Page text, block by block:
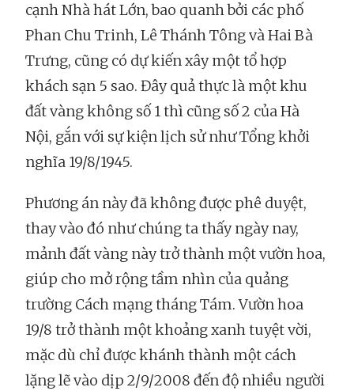
cạnh Nhà hát Lớn, bao quanh bởi các phố
Phan Chu Trinh, Lê Thánh Tông và Hai Bà
Trưng, cũng có dự kiến xây một tổ hợp
khách sạn 5 sao. Đây quả thực là một khu
đất vàng không số 1 thì cũng số 2 của Hà
Nội, gắn với sự kiện lịch sử như Tổng khởi
nghĩa 19/8/1945.
Phương án này đã không được phê duyệt,
thay vào đó như chúng ta thấy ngày nay,
mảnh đất vàng này trở thành một vườn hoa,
giúp cho mở rộng tầm nhìn của quảng
trường Cách mạng tháng Tám. Vườn hoa
19/8 trở thành một khoảng xanh tuyệt vời,
mặc dù chỉ được khánh thành một cách
lặng lẽ vào dịp 2/9/2008 đến độ nhiều người